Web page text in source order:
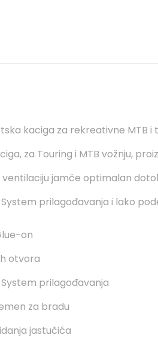
kaciga za rekreativne MTB i
za Touring i MTB vožnju,
jamče optimalan
prilagođavanja i lako
on
otvora
prilagođavanja
za bradu
jastučića